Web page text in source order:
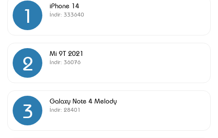
1 iPhone 14
İndir: 333640
2 Mi 9T 2021
İndir: 36076
3 Galaxy Note 4 Melody
İndir: 28401